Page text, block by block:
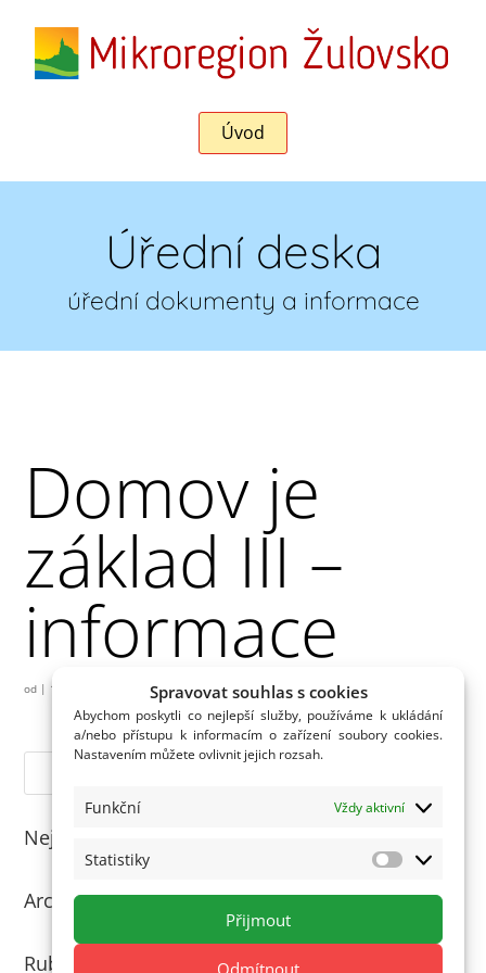
Spravovat souhlas s cookies
Abychom poskytli co nejlepší služby, používáme k ukládání
a/nebo přístupu k informacím o zařízení soubory cookies.
Nastavením můžete ovlivnit jejich rozsah.
Funkční Vždy aktivní
Statistiky Statistiky
Přijmout
Odmítnout
Úvod
Úřední deska
úřední dokumenty a informace
Domov je
základ III –
informace
od | 16.02.2024
Nejnovější komentáře
Archivy
Rubriky